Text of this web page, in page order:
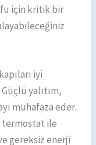
için kritik bir
iyi
yalıtım,
muhafaza eder.
termostat ile
gereksiz enerji